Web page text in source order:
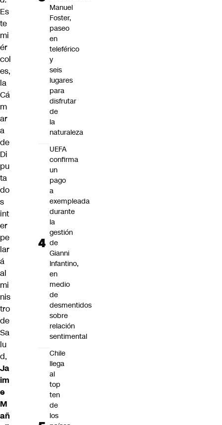
Es
te
mi
ér
col
es,
la
Cá
m
ar
a
de
Di
pu
ta
do
s
int
er
pe
lar
á
al
mi
nis
tro
de
Sa
lu
d,
Ja
im
e
M
añ
Manuel
Foster,
paseo
en
teleférico
y
seis
lugares
para
disfrutar
de
la
naturaleza
UEFA
confirma
un
pago
a
exempleada
durante
la
gestión
de
Gianni
Infantino,
en
medio
de
desmentidos
sobre
relación
sentimental
Chile
llega
al
top
ten
de
los